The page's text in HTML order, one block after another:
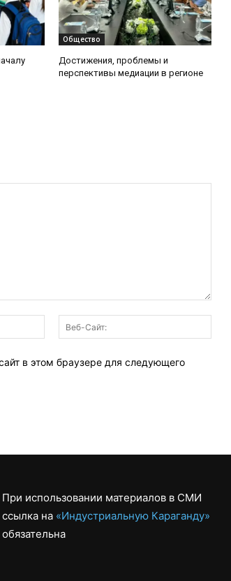
Общество
Достижения, проблемы и
перспективы медиации в регионе
Электронная
почта:*
Сайт:
в этом браузере для следующего
При использовании материалов в СМИ
ссылка на «Индустриальную Караганду»
обязательна